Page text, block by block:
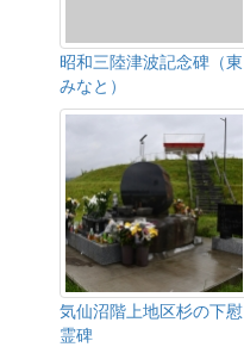
昭和三陸津波記念碑（東
みなと）
気仙沼階上地区杉の下慰
霊碑